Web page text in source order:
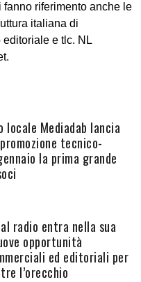
riferimento anche le
italiana di
e tlc. NL
locale Mediadab lancia
tecnico-
la prima grande
radio entra nella sua
opportunità
ed editoriali per
l’orecchio